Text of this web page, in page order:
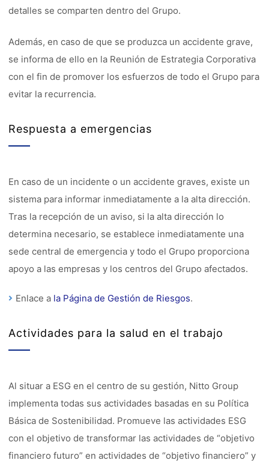
detalles se comparten dentro del Grupo.
Además, en caso de que se produzca un accidente grave,
se informa de ello en la Reunión de Estrategia Corporativa
con el fin de promover los esfuerzos de todo el Grupo para
evitar la recurrencia.
Respuesta a emergencias
En caso de un incidente o un accidente graves, existe un
sistema para informar inmediatamente a la alta dirección.
Tras la recepción de un aviso, si la alta dirección lo
determina necesario, se establece inmediatamente una
sede central de emergencia y todo el Grupo proporciona
apoyo a las empresas y los centros del Grupo afectados.
Enlace a la Página de Gestión de Riesgos.
Actividades para la salud en el trabajo
Al situar a ESG en el centro de su gestión, Nitto Group
implementa todas sus actividades basadas en su Política
Básica de Sostenibilidad. Promueve las actividades ESG
con el objetivo de transformar las actividades de “objetivo
financiero futuro” en actividades de “objetivo financiero” y